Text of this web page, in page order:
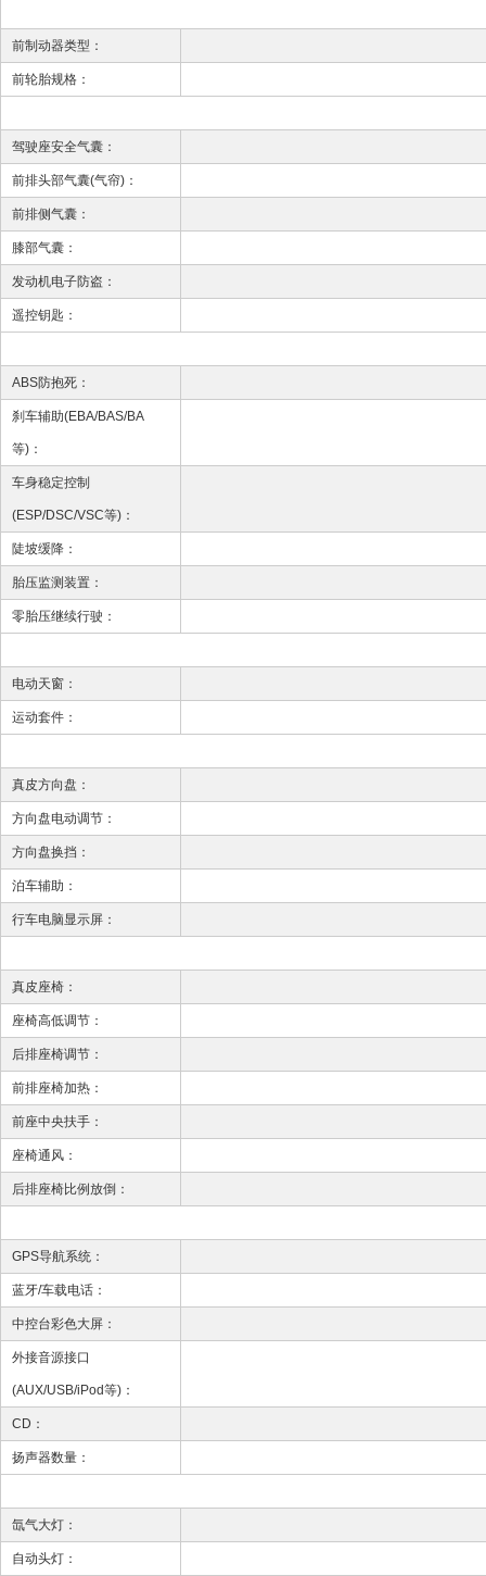
前制动器类型：
前轮胎规格：
驾驶座安全气囊：
前排头部气囊(气帘)：
前排侧气囊：
膝部气囊：
发动机电子防盗：
遥控钥匙：
ABS防抱死：
刹车辅助(EBA/BAS/BA
等)：
车身稳定控制
(ESP/DSC/VSC等)：
陡坡缓降：
胎压监测装置：
零胎压继续行驶：
电动天窗：
运动套件：
真皮方向盘：
方向盘电动调节：
方向盘换挡：
泊车辅助：
行车电脑显示屏：
真皮座椅：
座椅高低调节：
后排座椅调节：
前排座椅加热：
前座中央扶手：
座椅通风：
后排座椅比例放倒：
GPS导航系统：
蓝牙/车载电话：
中控台彩色大屏：
外接音源接口
(AUX/USB/iPod等)：
CD：
扬声器数量：
氙气大灯：
自动头灯：